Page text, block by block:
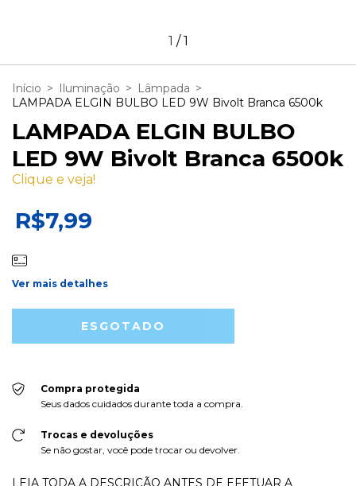
1 /1
Início > Iluminação > Lâmpada >
LAMPADA ELGIN BULBO LED 9W Bivolt Branca 6500k
LAMPADA ELGIN BULBO
LED 9W Bivolt Branca 6500k
Clique e veja!
R$7,99
Ver mais detalhes
Compra protegida
Seus dados cuidados durante toda a compra.
Trocas e devoluções
Se não gostar, você pode trocar ou devolver.
LEIA TODA A DESCRIÇÃO ANTES DE EFETUAR A